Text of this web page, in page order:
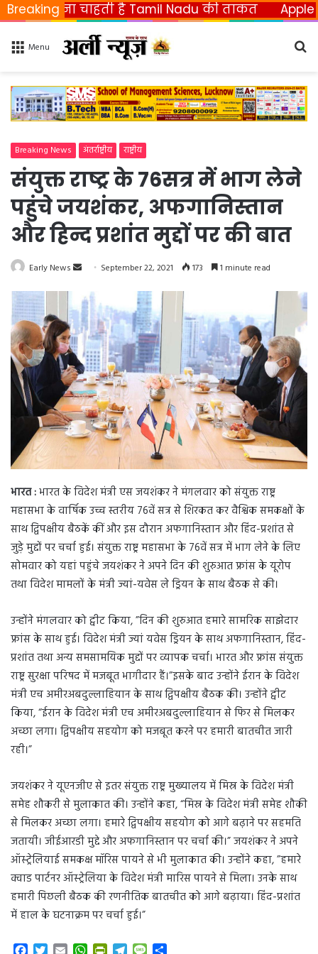
Breaking
चाहती है Tamil Nadu की ताकत Apple ला रहा
Menu
Breaking News अंतर्राष्ट्रीय राष्ट्रीय
संयुक्त राष्ट्र के 76सत्र में भाग लेने
पहुंचे जयशंकर, अफगानिस्तान
और हिन्द प्रशांत मुद्दों पर की बात
Early News
n
d
a
n
e
m
a
i
l
September 22, 2021 173 1 minute read
भारत :भारत के विदेश मंत्री एस जयशंकर ने मंगलवार को संयुक्त राष्ट्र
महासभा के वार्षिक उच्च स्तरीय 76वें सत्र से शिरकत कर वैश्विक समकक्षों के
साथ द्विपक्षीय बैठकें कीं और इस दौरान अफगानिस्तान और हिंद-प्रशांत से
जुड़े मुद्दों पर चर्चा हुई। संयुक्त राष्ट्र महासभा के 76वें सत्र में भाग लेने के लिए
सोमवार को यहां पहुंचे जयशंकर ने अपने दिन की शुरुआत फ्रांस के यूरोप
तथा विदेश मामलों के मंत्री ज्यां-यवेस ले ड्रियन के साथ बैठक से की।
उन्होंने मंगलवार को ट्वीट किया, ”दिन की शुरुआत हमारे सामरिक साझेदार
फ्रांस के साथ हुई। विदेश मंत्री ज्यां यवेस ड्रियन के साथ अफगानिस्तान, हिंद-
प्रशांत तथा अन्य समसामयिक मुद्दों पर व्यापक चर्चा। भारत और फ्रांस संयुक्त
राष्ट्र सुरक्षा परिषद में मजबूत भागीदार हैं।”इसके बाद उन्होंने ईरान के विदेश
मंत्री एच अमीरअबदुल्लाहियान के साथ द्विपक्षीय बैठक की। उन्होंने ट्वीट
किया, “ईरान के विदेश मंत्री एच अमीरअबदुल्लाहियान से फिर से मिलकर
अच्छा लगा। द्विपक्षीय सहयोग को मजबूत करने पर हमारी बातचीत जारी
रही।”
जयशंकर ने यूएनजीए से इतर संयुक्त राष्ट्र मुख्यालय में मिस्र के विदेश मंत्री
समेह शौकरी से मुलाकात की। उन्होंने कहा, “मिस्र के विदेश मंत्री समेह शौकी
से मिलकर अच्छा लगा। हमारे द्विपक्षीय सहयोग को आगे बढ़ाने पर सहमति
जतायी। जीईआरडी मुद्दे और अफगानिस्तान पर चर्चा की।” जयशंकर ने अपने
ऑस्ट्रेलियाई समकक्ष मॉरिस पायने से भी मुलाकात की। उन्होंने कहा, ”हमारे
क्वाड पार्टनर ऑस्ट्रेलिया के विदेश मंत्री मारिस पायने से मिला। उनके साथ
हमारी पिछली बैठक की रणनीतिक बातचीत को आगे बढ़ाया। हिंद-प्रशांत
में हाल के घटनाक्रम पर चर्चा हुई।”
T W P T M